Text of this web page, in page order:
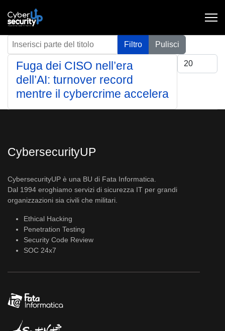
Inserisci parte del titolo Filtro
Pulisci
Visualizza #
Fuga dei CISO nell’era
dell’AI: turnover record
mentre il cybercrime accelera
CybersecurityUP
CybersecurityUP è una BU di Fata Informatica.
Dal 1994 eroghiamo servizi di sicurezza IT per grandi
organizzazioni sia civili che militari.
Ethical Hacking
Penetration Testing
Security Code Review
SOC 24x7